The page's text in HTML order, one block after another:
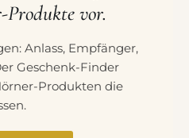
Produkte vor.
Anlass, Empfänger,
Geschenk-Finder
Produkten die